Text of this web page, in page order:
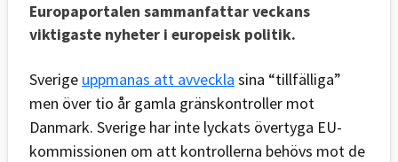
Europaportalen sammanfattar veckans
viktigaste nyheter i europeisk politik.
Sverige uppmanas att avveckla sina “tillfälliga”
men över tio år gamla gränskontroller mot
Danmark. Sverige har inte lyckats övertyga EU-
kommissionen om att kontrollerna behövs mot de